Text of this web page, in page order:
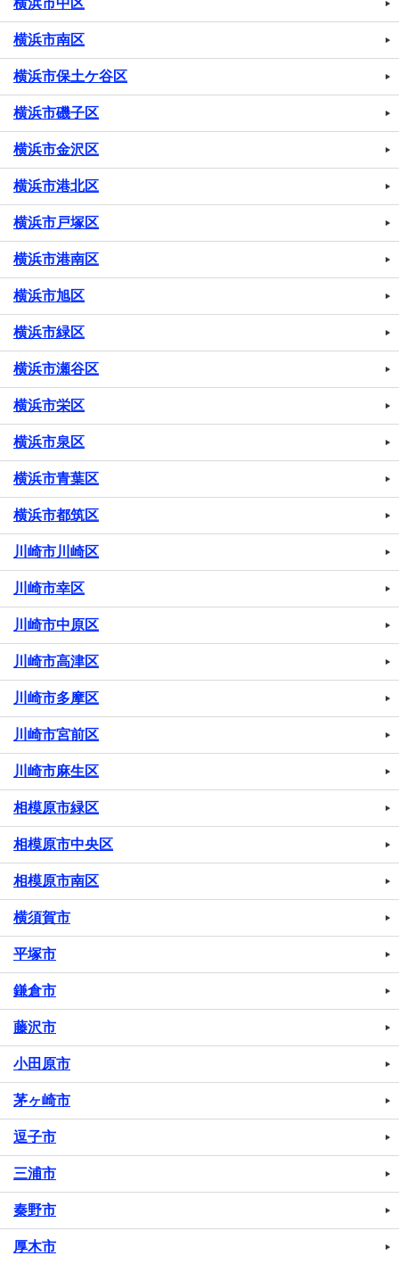
横浜市南区
横浜市保土ケ谷区
横浜市磯子区
横浜市金沢区
横浜市港北区
横浜市戸塚区
横浜市港南区
横浜市旭区
横浜市緑区
横浜市瀬谷区
横浜市栄区
横浜市泉区
横浜市青葉区
横浜市都筑区
川崎市川崎区
川崎市幸区
川崎市中原区
川崎市高津区
川崎市多摩区
川崎市宮前区
川崎市麻生区
相模原市緑区
相模原市中央区
相模原市南区
横須賀市
平塚市
鎌倉市
藤沢市
小田原市
茅ヶ崎市
逗子市
三浦市
秦野市
厚木市